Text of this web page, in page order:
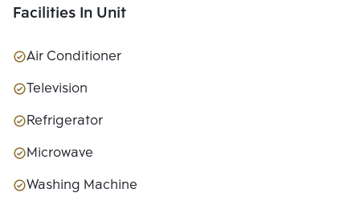
Facilities In Unit
Air Conditioner
Television
Refrigerator
Microwave
Washing Machine